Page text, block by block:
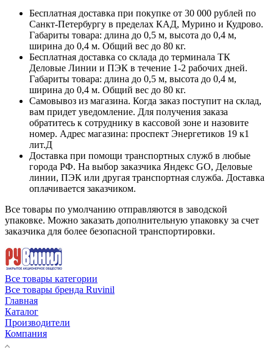
Бесплатная доставка при покупке от 30 000 рублей по
Санкт-Петербургу в пределах КАД, Мурино и Кудрово.
Габариты товара: длина до 0,5 м, высота до 0,4 м,
ширина до 0,4 м. Общий вес до 80 кг.
Бесплатная доставка со склада до терминала ТК
Деловые Линии и ПЭК в течение 1-2 рабочих дней.
Габариты товара: длина до 0,5 м, высота до 0,4 м,
ширина до 0,4 м. Общий вес до 80 кг.
Самовывоз из магазина. Когда заказ поступит на склад,
вам придет уведомление. Для получения заказа
обратитесь к сотруднику в кассовой зоне и назовите
номер. Адрес магазина: проспект Энергетиков 19 к1
лит.Д
Доставка при помощи транспортных служб в любые
города РФ. На выбор заказчика Яндекс GO, Деловые
линии, ПЭК или другая транспортная служба. Доставка
оплачивается заказчиком.
Все товары по умолчанию отправляются в заводской
упаковке. Можно заказать дополнительную упаковку за счет
заказчика для более безопасной транспортировки.
Все товары категории
Все товары бренда Ruvinil
Главная
Каталог
Производители
Компания